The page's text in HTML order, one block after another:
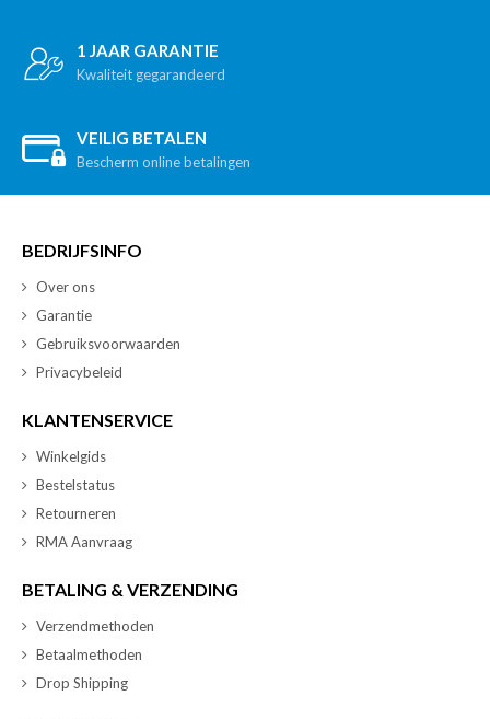
1 JAAR GARANTIE
Kwaliteit gegarandeerd
VEILIG BETALEN
Bescherm online betalingen
BEDRIJFSINFO
Over ons
Garantie
Gebruiksvoorwaarden
Privacybeleid
KLANTENSERVICE
Winkelgids
Bestelstatus
Retourneren
RMA Aanvraag
BETALING & VERZENDING
Verzendmethoden
Betaalmethoden
Drop Shipping